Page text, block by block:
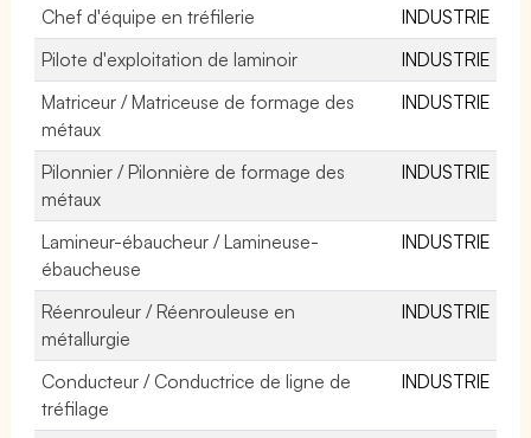
Chef d'équipe en tréfilerie
INDUSTRIE
Pilote d'exploitation de laminoir
INDUSTRIE
Matriceur / Matriceuse de formage des
métaux
INDUSTRIE
Pilonnier / Pilonnière de formage des
métaux
INDUSTRIE
Lamineur-ébaucheur / Lamineuse-
ébaucheuse
INDUSTRIE
Réenrouleur / Réenrouleuse en
métallurgie
INDUSTRIE
Conducteur / Conductrice de ligne de
tréfilage
INDUSTRIE